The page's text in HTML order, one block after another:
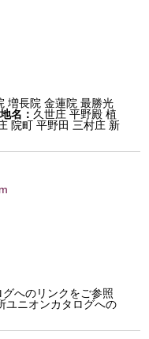
増長院 金蓮院 最勝光
地名： 久世庄 平野殿 植
院町 平野田 三村庄 新
グへのリンクをご参照
ユニオンカタログへの